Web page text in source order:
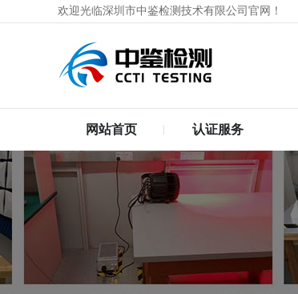
欢迎光临深圳市中鉴检测技术有限公司官网！
网站首页 认证服务